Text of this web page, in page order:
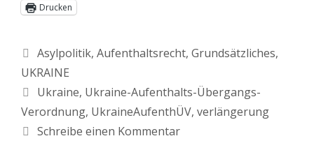
Drucken
Asylpolitik, Aufenthaltsrecht, Grundsätzliches,
UKRAINE
Ukraine, Ukraine-Aufenthalts-Übergangs-
Verordnung, UkraineAufenthÜV, verlängerung
Schreibe einen Kommentar